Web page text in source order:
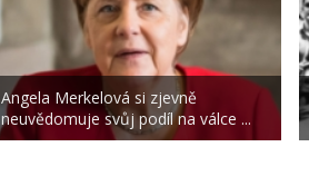
Angela Merkelová si zjevně
neuvědomuje svůj podíl na válce ...